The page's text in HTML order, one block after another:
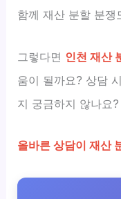
함께 재산 분할 분쟁
그렇다면 인천 재산
움이 될까요? 상담
지 궁금하지 않나요?
올바른 상담이 재산